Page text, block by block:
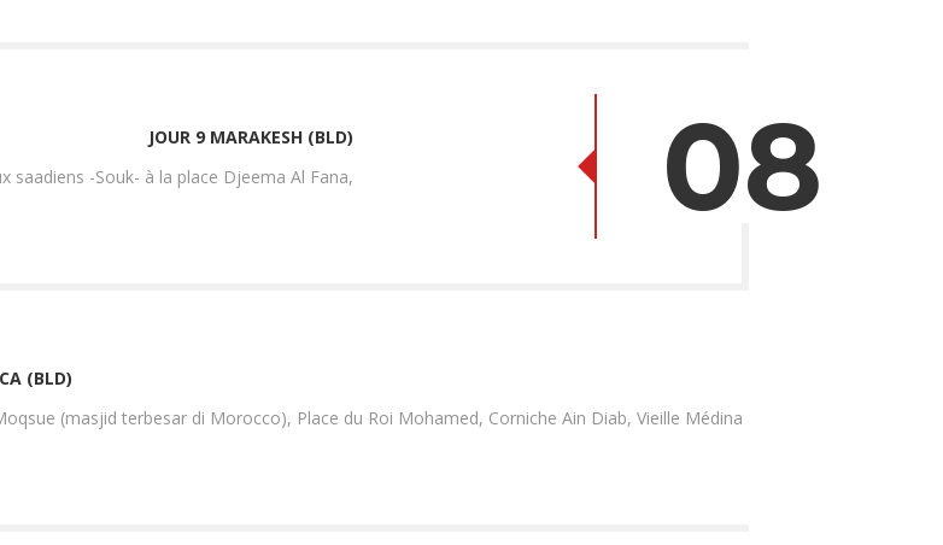
08
JOUR 9 MARAKESH (BLD)
saadiens -Souk- à la place Djeema Al Fana,
(BLD)
(masjid terbesar di Morocco), Place du Roi Mohamed, Corniche Ain Diab, Vieille Médina